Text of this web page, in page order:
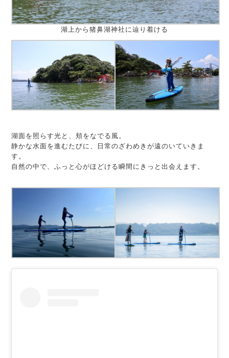
湖上から猪鼻湖神社に辿り着ける
湖面を照らす光と、頬をなでる風。
静かな水面を進むたびに、日常のざわめきが遠のいていきま
す。
自然の中で、ふっと心がほどける瞬間にきっと出会えます。